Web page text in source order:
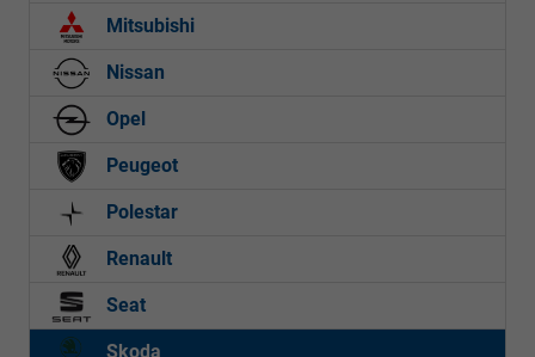
Mitsubishi
Nissan
Opel
Peugeot
Polestar
Renault
Seat
Skoda